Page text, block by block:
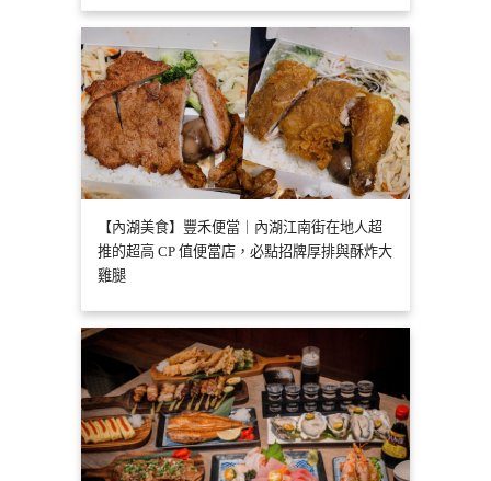
【內湖美食】豐禾便當｜內湖江南街在地人超
推的超高 CP 值便當店，必點招牌厚排與酥炸大
雞腿